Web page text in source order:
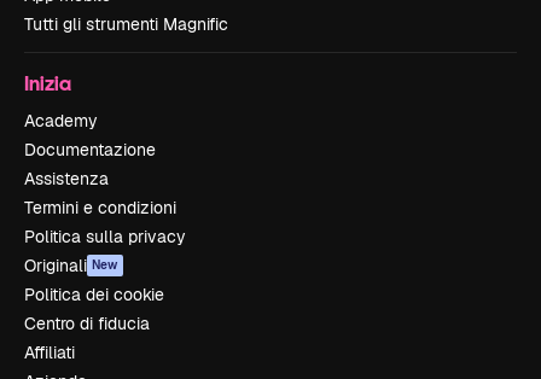
Tutti gli strumenti Magnific
Inizia
Academy
Documentazione
Assistenza
Termini e condizioni
Politica sulla privacy
Originali New
Politica dei cookie
Centro di fiducia
Affiliati